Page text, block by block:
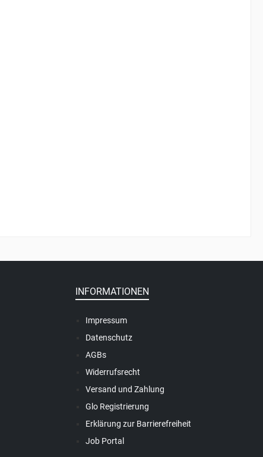
INFORMATIONEN
Impressum
Datenschutz
AGBs
Widerrufsrecht
Versand und Zahlung
Glo Registrierung
Erklärung zur Barrierefreiheit
Job Portal